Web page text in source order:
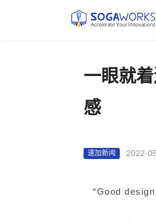
一眼就
感
速加新闻 2022-
“Good